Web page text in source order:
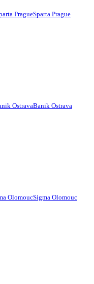
PragueSparta Prague
OstravaBanik Ostrava
OlomoucSigma Olomouc